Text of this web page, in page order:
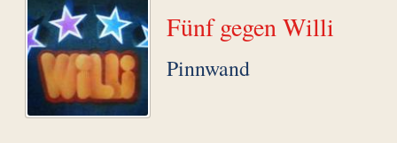
Fünf gegen Willi
Pinnwand